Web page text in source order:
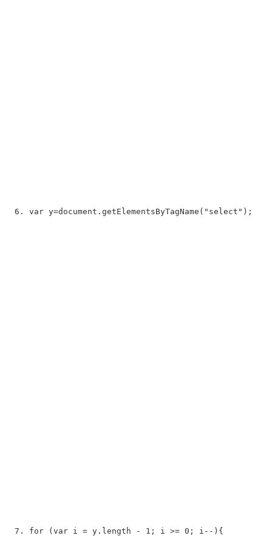
var y=document.getElementsByTagName( "select" );
for ( var i = y.length - 1; i >= 0; i--){